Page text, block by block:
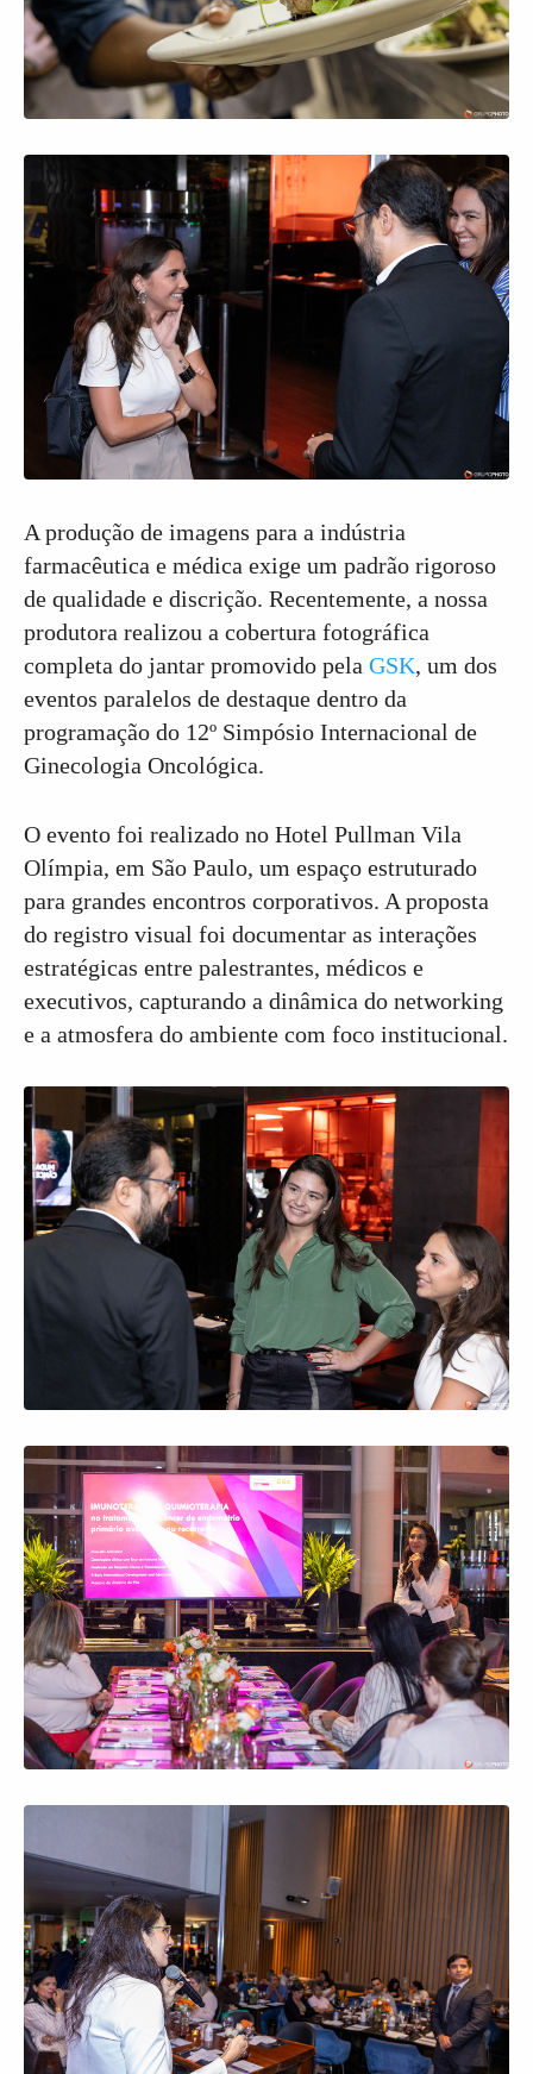
A produção de imagens para a indústria
farmacêutica e médica exige um padrão rigoroso
de qualidade e discrição. Recentemente, a nossa
produtora realizou a cobertura fotográfica
completa do jantar promovido pela GSK, um dos
eventos paralelos de destaque dentro da
programação do 12º Simpósio Internacional de
Ginecologia Oncológica.
O evento foi realizado no Hotel Pullman Vila
Olímpia, em São Paulo, um espaço estruturado
para grandes encontros corporativos. A proposta
do registro visual foi documentar as interações
estratégicas entre palestrantes, médicos e
executivos, capturando a dinâmica do networking
e a atmosfera do ambiente com foco institucional.